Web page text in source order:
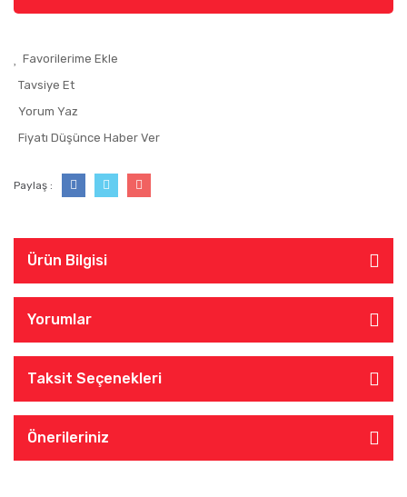
Tavsiye Et
Yorum Yaz
Fiyatı Düşünce Haber Ver
Paylaş :
Ürün Bilgisi
Yorumlar
Taksit Seçenekleri
Önerileriniz